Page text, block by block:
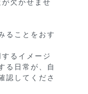
欠かせませ
ることをおす
るイメージ
る日常が、自
認してくださ